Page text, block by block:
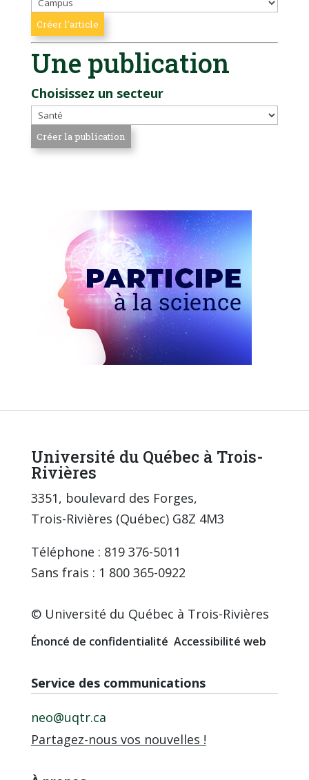
Une publication
Choisissez un secteur
Université du Québec à Trois-
Rivières
3351, boulevard des Forges,
Trois-Rivières (Québec) G8Z 4M3
Téléphone : 819 376-5011
Sans frais : 1 800 365-0922
© Université du Québec à Trois-Rivières
Énoncé de confidentialité Accessibilité web
Service des communications
neo@uqtr.ca
Partagez-nous vos nouvelles !